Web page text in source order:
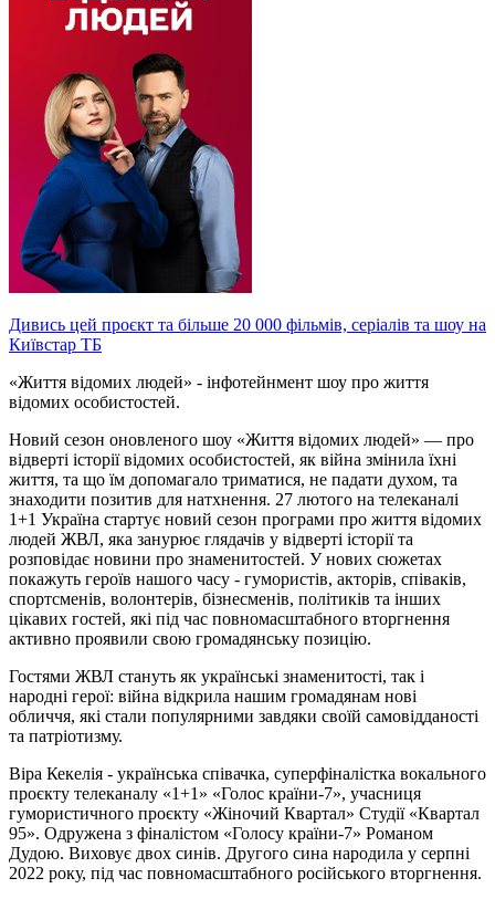
Дивись цей проєкт та більше 20 000 фільмів, серіалів та шоу на
Київстар ТБ
«Життя відомих людей» - інфотейнмент шоу про життя
відомих особистостей.
Новий сезон оновленого шоу «Життя відомих людей» — про
відверті історії відомих особистостей, як війна змінила їхні
життя, та що їм допомагало триматися, не падати духом, та
знаходити позитив для натхнення. 27 лютого на телеканалі
1+1 Україна стартує новий сезон програми про життя відомих
людей ЖВЛ, яка занурює глядачів у відверті історії та
розповідає новини про знаменитостей. У нових сюжетах
покажуть героїв нашого часу - гумористів, акторів, співаків,
спортсменів, волонтерів, бізнесменів, політиків та інших
цікавих гостей, які під час повномасштабного вторгнення
активно проявили свою громадянську позицію.
Гостями ЖВЛ стануть як українські знаменитості, так і
народні герої: війна відкрила нашим громадянам нові
обличчя, які стали популярними завдяки своїй самовідданості
та патріотизму.
Віра Кекелія - українська співачка, суперфіналістка вокального
проєкту телеканалу «1+1» «Голос країни-7», учасниця
гумористичного проєкту «Жіночий Квартал» Студії «Квартал
95». Одружена з фіналістом «Голосу країни-7» Романом
Дудою. Виховує двох синів. Другого сина народила у серпні
2022 року, під час повномасштабного російського вторгнення.